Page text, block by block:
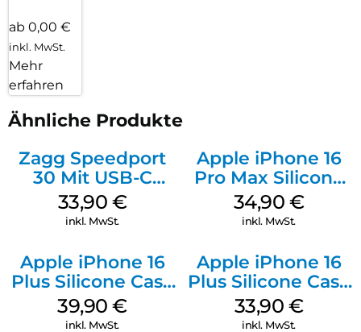
ab 0,00 €
inkl. MwSt.
Mehr
erfahren
Ähnliche Produkte
Zagg Speedport
30 Mit USB-C
Kabel Weiß
33,90 €
inkl. MwSt.
Apple iPhone 16
Pro Max Silicone
Case MagSafe
Denim
34,90 €
inkl. MwSt.
Apple iPhone 16
Plus Silicone Case
MagSafe Plum
39,90€
inkl. MwSt.
Apple iPhone 16
Plus Silicone Case
MagSafe Lake
Green
33,90 €
inkl. MwSt.